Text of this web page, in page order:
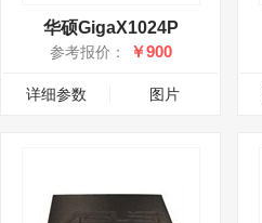
华硕GigaX1024P
参考报价： ￥900
详细参数 图片